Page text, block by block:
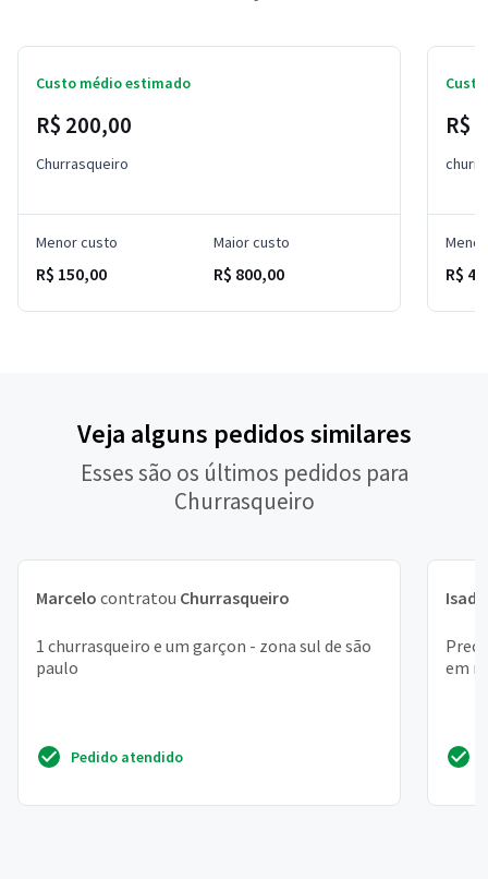
Custo médio estimado
R$ 200,00
Churrasqueiro
Menor custo
R$ 150,00
Maior custo
R$ 800,00
R$
R$
Veja alguns pedidos similares
Esses são os últimos pedidos para
Churrasqueiro
Marcelo contratou Churrasqueiro
1 churrasqueiro e um garçon - zona sul de são
paulo
Pedido atendido
em